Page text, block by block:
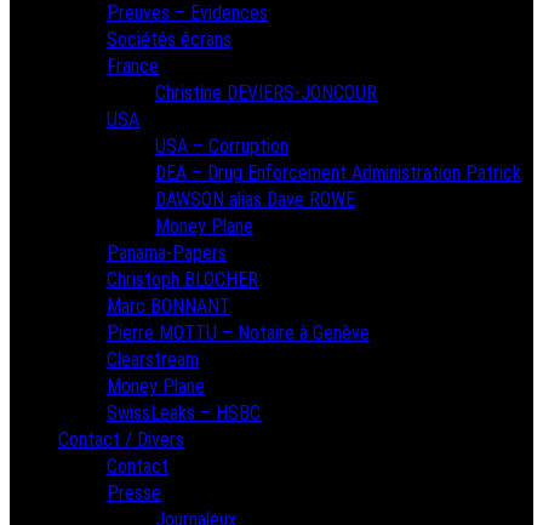
Preuves – Evidences
Sociétés écrans
France
Christine DEVIERS-JONCOUR
USA
USA – Corruption
DEA – Drug Enforcement Administration Patrick
DAWSON alias Dave ROWE
Money Plane
Panama-Papers
Christoph BLOCHER
Marc BONNANT
Pierre MOTTU – Notaire à Genève
Clearstream
Money Plane
SwissLeaks – HSBC
Contact / Divers
Contact
Presse
Journaleux